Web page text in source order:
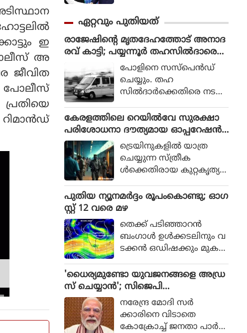
ഇ
അ
ജീവിത
പോലീസ്
വികസിക്കുന്നുവെന്ന് ഉറ
പ്പാക്കുക എന്ന പ്രഖ്യാപിത
ലക്ഷ്യത്തോടെയാണ് ഇ
തിന്റെ ആരംഭം. ചടങ്ങില്‍
യുഎന്‍ സെക്രട്ടറി ജനറല്‍
അന്റോണിയോ ഗുട്ടെറസ്
പങ്കെടുത്തു.
ഏറ്റവും പുതിയത്
രാജേഷിന്റെ മൃതദേഹത്തോട് അനാദ
രവ് കാട്ടി; പയ്യന്നൂര്‍ തഹസില്‍ദാരെ
സസ്‌പെന്‍ഡ് ചെയ്യുംപോളിനെ സസ്‌പെന്‍ഡ്
ചെയ്യും. തഹ
സില്‍ദാര്‍ക്കെതിരെ നടപ
എ.പി. അനില്‍ കുമാര്‍
ലാന്‍ഡ് റവന്യൂ കമ്മീഷണ
ര്‍ക്ക് നിര്‍ദ്ദേശം നല്‍കി. ഇ
തുസംബന്ധിച്ച ഉത്തരവ് ഉ
ടന്‍ പുറത്തിറങ്ങുമെന്ന് പ്ര
തീക്ഷിക്കുന്നു.
കേരളത്തിലെ റെയില്‍വേ സുരക്ഷാ
പരിശോധനാ ദൗത്യമായ ഓപ്പറേഷന്‍
രക്ഷിതയില്‍ അറസ്റ്റിലായത് 33 പേര്‍
ട്രെയിനുകളില്‍ യാത്ര
ചെയ്യുന്ന സ്ത്രീക
ള്‍ക്കെതിരായ കുറ്റകൃത്യ
രുടെ സുരക്ഷ ഉറ
പ്പാക്കുന്നതിനുമായി കേര
ള റെയില്‍വേ പോലീസ്
ആരംഭിച്ച പദ്ധതിയാണ്
'ഓപ്പറേഷന്‍ രക്ഷിത.
പുതിയ ന്യൂനമർദ്ദം രൂപംകൊണ്ടു; ഓഗ
സ്റ്റ് 12 വരെ മഴ
തെക്ക് പടിഞ്ഞാറൻ
ബംഗാൾ ഉൾക്കടലിനും വ
ടക്കൻ ഒഡിഷക്കും മുക
essure Area) രൂപപ്പെട്ടു.
കേരളത്തിൽ ഓഗസ്റ്റ് 12 വ
രെയുള്ള ദിവസങ്ങളിൽ
നേരിയതോ മിതമായതോ
ആയ മഴയ്ക്ക് സാധ്യത.
'ധൈര്യമുണ്ടോ യുവജനങ്ങളെ അഡ്ര
സ് ചെയ്യാൻ'; സിജെപി
വെല്ലുവിളിയിൽ വിറച്ച് മോദി സർ
ക്കാർ
നരേന്ദ്ര മോദി സർ
ക്കാരിനെ വിടാതെ
കോക്രോച്ച് ജനതാ പാർട്ടി.